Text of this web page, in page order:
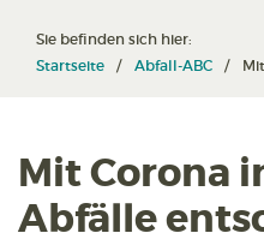
Sie befinden sich hier:
Startseite
Abfall-ABC
Mit Corona
Abfälle